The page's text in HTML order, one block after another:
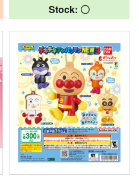
Stock: 〇